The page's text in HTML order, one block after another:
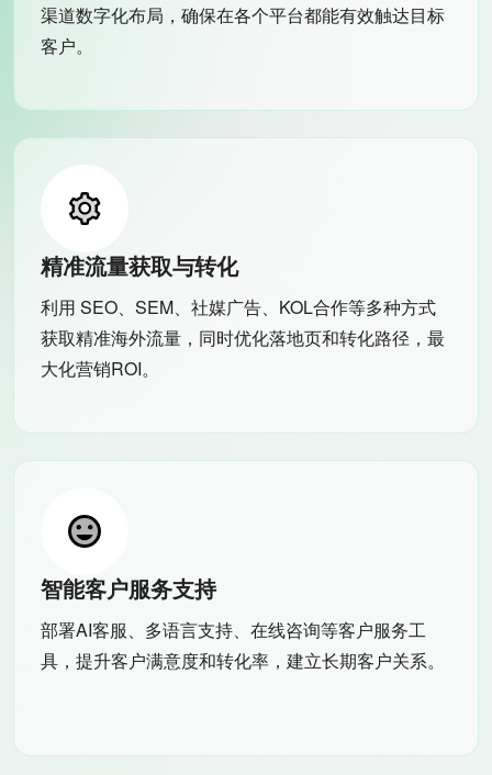
渠道数字化布局，确保在各个平台都能有效触达目标
客户。
精准流量获取与转化
利用 SEO、SEM、社媒广告、KOL合作等多种方式
获取精准海外流量，同时优化落地页和转化路径，最
大化营销ROI。
智能客户服务支持
部署AI客服、多语言支持、在线咨询等客户服务工
具，提升客户满意度和转化率，建立长期客户关系。